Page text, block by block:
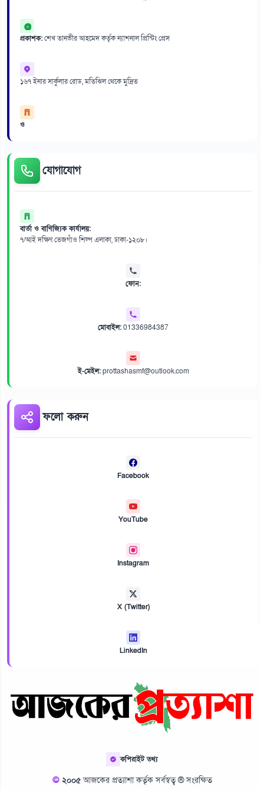
প্রকাশক:শেখ তানভীর আহমেদ কর্তৃক ন্যাশনাল প্রিন্টিং প্রেস
১৬৭ ইনার সার্কুলার রোড, মতিঝিল থেকে মুদ্রিত
ও
যোগাযোগ
বার্তা ও বাণিজ্যিক কার্যালয়:
৭/আই দক্ষিণ তেজগাঁও শিল্প এলাকা, ঢাকা-১২০৮।
ফোন:
মোবাইল:01336984387
ই-মেইল:prottashasmf@outlook.com
ফলো করুন
Facebook
YouTube
Instagram
X (Twitter)
LinkedIn
কপিরাইট তথ্য
© ২০০৫আজকের প্রত্যাশা কর্তৃক সর্বস্বত্ব ® সংরক্ষিত